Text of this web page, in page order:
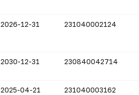
2026-12-31 231040002124
2030-12-31 230840042714
2025-04-21 231040003162